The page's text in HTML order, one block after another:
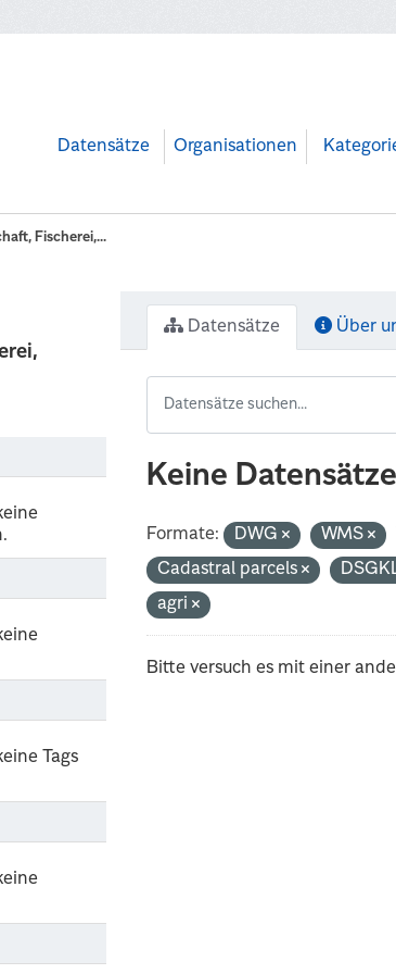
Datensätze Organisationen
Fischerei,...
Tags
Datensätze Über
Keine
Formate: DWG WMS
Cadastral parcels
agri
Bitte versuch es mit einer